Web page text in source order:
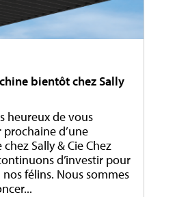
bientôt chez Sally
heureux de vous
d’une
Sally & Cie Chez
d’investir pour
félins. Nous sommes